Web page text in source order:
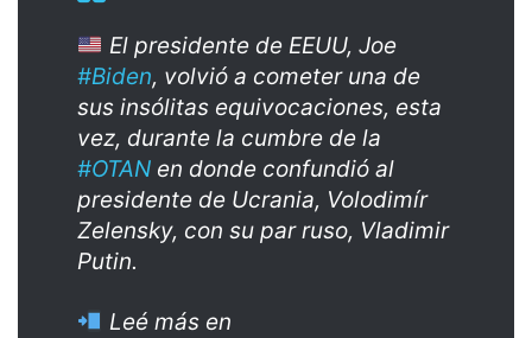
El presidente de EEUU, Joe
#Biden, volvió a cometer una de
sus insólitas equivocaciones, esta
vez, durante la cumbre de la
#OTAN en donde confundió al
presidente de Ucrania, Volodimír
Zelensky, con su par ruso, Vladimir
Putin.
Leé más en